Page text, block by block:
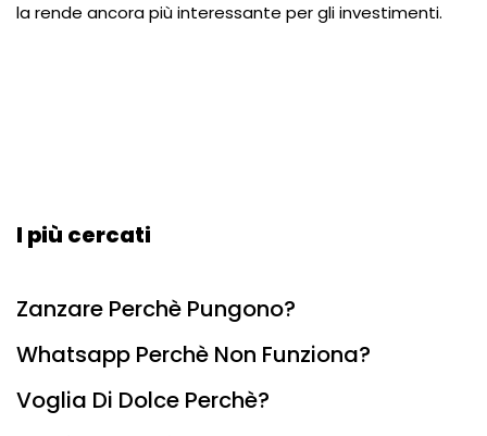
la rende ancora più interessante per gli investimenti.
I più cercati
Zanzare Perchè Pungono?
Whatsapp Perchè Non Funziona?
Voglia Di Dolce Perchè?